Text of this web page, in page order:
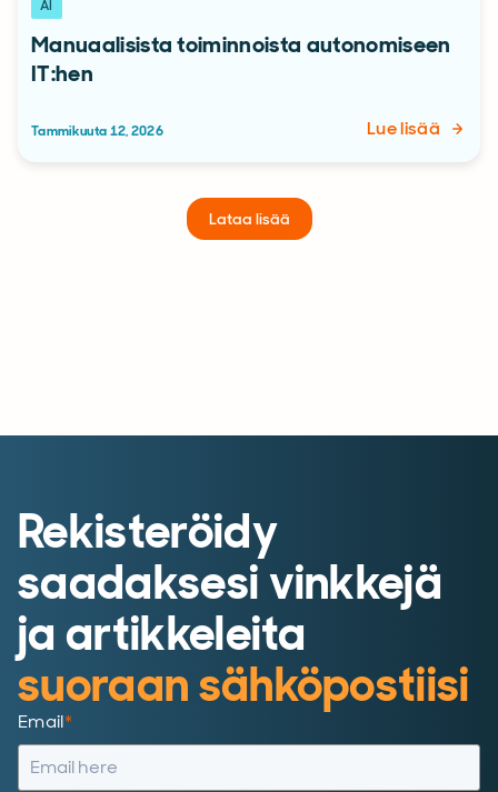
AI
Manuaalisista toiminnoista autonomiseen
IT:hen
Tammikuuta 12, 2026 Lue lisää
Lataa lisää
Rekisteröidy
saadaksesi vinkkejä
ja artikkeleita
suoraan sähköpostiisi
Email*